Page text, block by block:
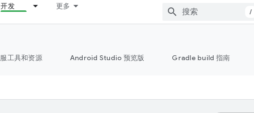
开发 更多
/
工具和资源 Android Studio 预览版 Gradle build 指南